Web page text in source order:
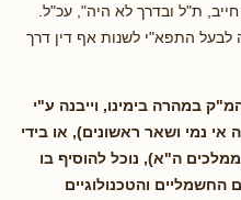
חייב, ת"ל ובדרך לא היה", עכ"ל.
לבעל התפא"י לשנות אף דין דרך
במהרה בימינו, וייבנה ע"י
נמי ושאר ראשונים), או בידי
ה"א), נוכל להוסיף בו
החשמליים והטכנולוגיים